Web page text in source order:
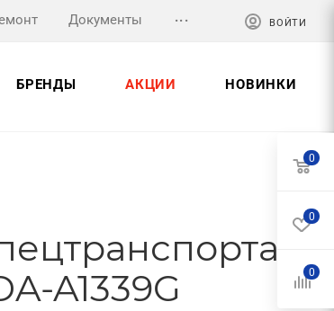
Документы ... ВОЙТИ
БРЕНДЫ АКЦИИ НОВИНКИ
A1339G
0
0
0